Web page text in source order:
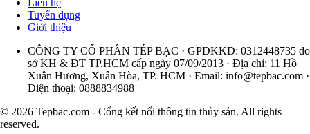
Liên hệ
Tuyển dụng
Giới thiệu
CÔNG TY CỔ PHẦN TÉP BẠC · GPDKKD: 0312448735 do
sở KH & ĐT TP.HCM cấp ngày 07/09/2013 · Địa chỉ: 11 Hồ
Xuân Hương, Xuân Hòa, TP. HCM · Email: info@tepbac.com ·
Điện thoại: 0888834988
© 2026 Tepbac.com - Cổng kết nối thông tin thủy sản. All rights
reserved.